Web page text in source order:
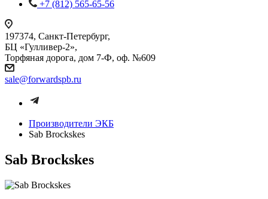
+7 (812) 565-65-56
197374, Санкт-Петербург,
БЦ «Гулливер-2»,
Торфяная дорога, дом 7-Ф, оф. №609
sale@forwardspb.ru
Производители ЭКБ
Sab Brockskes
Sab Brockskes